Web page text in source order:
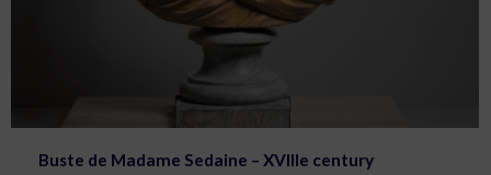
Buste de Madame Sedaine – XVIIIe century